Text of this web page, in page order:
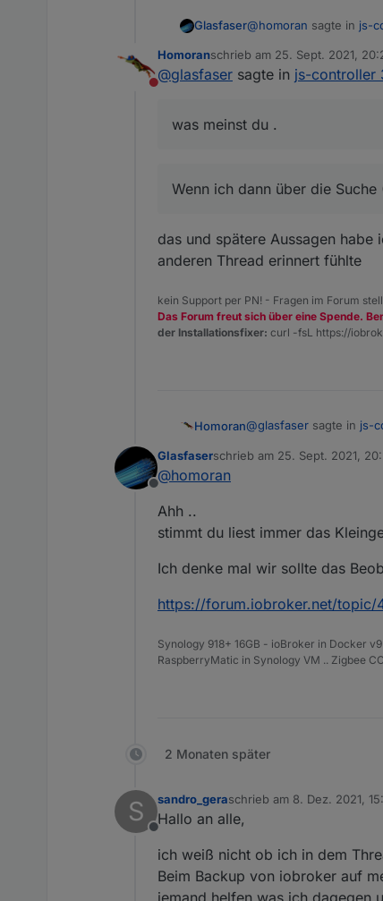
Glasfaser@homoran sagte in js-
da ist es durch den
Er schreibt aber :
Also seperat installliert
Nicht stören
Homoranschrieb am 25. Sept. 2021,
zuletzt editiert von
@glasfaser sagte in js-controller
was meinst du .
Wenn ich dann über die Suche
das und spätere Aussagen
anderen Thread erinnert fühlte
kein Support per PN! - Fragen im Forum
Das Forum freut sich über eine Spende.
der Installationsfixer: curl -fsL https://
Homoran@glasfaser sagte in js-
Wenn ich dann über
das und spätere Aussagen habe
Thread erinnert fühlte
Offline
Glasfaserschrieb am 25. Sept. 2021,
zuletzt editiert von
@homoran
Ahh ..
stimmt du liest immer das
Ich denke mal wir sollte das
https://forum.iobroker.net/topic/
Synology 918+ 16GB - ioBroker in Docker
RaspberryMatic in Synology VM .. Zigbee
2 Monaten später
S
Offline
sandro_geraschrieb am 8. Dez. 2021,
zuletzt editiert von
Hallo an alle,
ich weiß nicht ob ich in dem
Beim Backup von iobroker auf
jemand helfen was ich dagegen